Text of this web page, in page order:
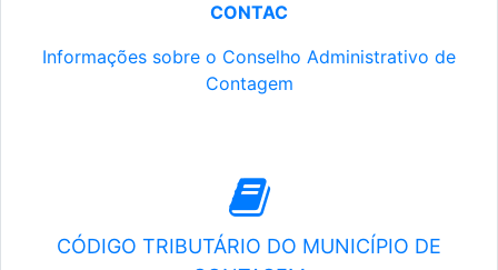
CONTAC
Informações sobre o Conselho Administrativo de
Contagem
CÓDIGO TRIBUTÁRIO DO MUNICÍPIO DE